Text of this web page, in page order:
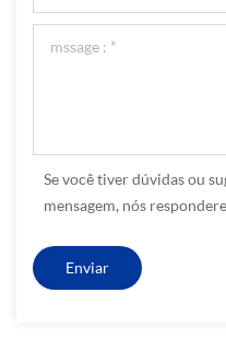
Se você tiver dúvidas ou
mensagem, nós